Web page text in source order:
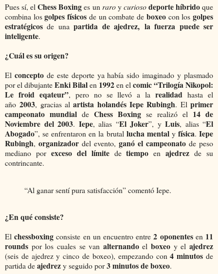
Pues sí, elChess Boxinges un raroycuriosodeporte híbridoque
combina losgolpes físicos de un combate de boxeo con los golpes
estratégicos de unapartida de ajedrez, la fuerza puede ser
inteligente.
¿Cuál es su origen?
El concepto de este deporte ya había sido imaginado y plasmado
por el dibujanteEnki Bilalen 1992en el comic “Trilogía Nikopol:
Le froid eqateur”, pero no se llevó a larealidadhasta el
año2003, gracias alartista holandés Iepe Rubingh. Elprimer
campeonato mundial de Chess Boxing se realizó el 14 de
Noviembre del 2003. Iepe, alias “El Joker”, y Luis, alias “El
Abogado”, se enfrentaron en la brutal lucha mental y física.Iepe
Rubingh, organizador del evento, ganó el campeonato de peso
mediano por exceso del límitedetiempoenajedrezde su
contrincante.
“Al ganar sentí pura satisfacción” comentó Iepe.
¿En qué consiste?
Elchessboxingconsiste en un encuentro entre2 oponentesen 11
rounds por los cuales se van alternandoelboxeo y elajedrez
(seis de ajedrez y cinco de boxeo), empezando con4 minutos de
partida deajedrezy seguido por3 minutos de boxeo.